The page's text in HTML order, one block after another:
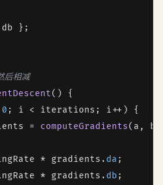
};
后相减
( ) {
0 ; i < iterations; i++) {
= computeGradients(a,
* gradients.
da ;
* gradients.
db ;